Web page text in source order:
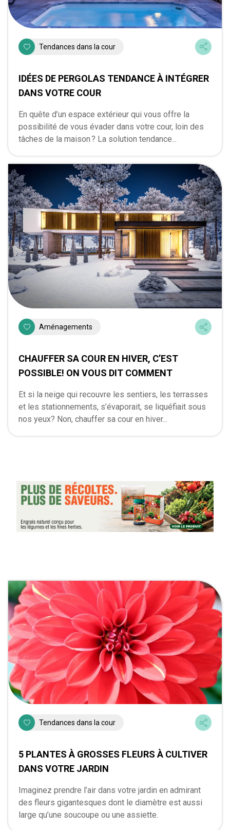
Tendances dans la cour
IDÉES DE PERGOLAS TENDANCE À INTÉGRER
DANS VOTRE COUR
En quête d’un espace extérieur qui vous offre la
possibilité de vous évader dans votre cour, loin des
tâches de la maison ? La solution tendance...
Aménagements
CHAUFFER SA COUR EN HIVER, C’EST
POSSIBLE! ON VOUS DIT COMMENT
Et si la neige qui recouvre les sentiers, les terrasses
et les stationnements, s’évaporait, se liquéfiait sous
nos yeux? Non, chauffer sa cour en hiver...
Tendances dans la cour
5 PLANTES À GROSSES FLEURS À CULTIVER
DANS VOTRE JARDIN
Imaginez prendre l’air dans votre jardin en admirant
des fleurs gigantesques dont le diamètre est aussi
large qu’une soucoupe ou une assiette.